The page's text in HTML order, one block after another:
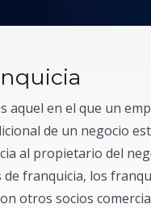
aquel en el que un
de un negocio
al propietario del
franquicia, los
otros socios